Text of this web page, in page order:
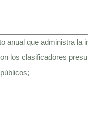
anual que administra
los clasificadores